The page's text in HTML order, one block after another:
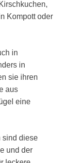
Kompott oder
in
in
sie ihren
aus
eine
sind diese
und der